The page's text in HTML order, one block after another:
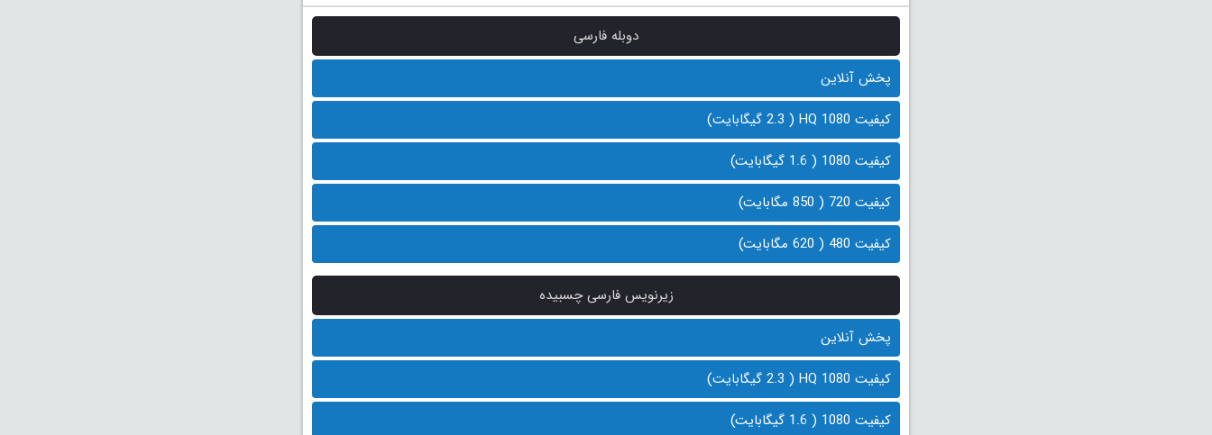
دوبله فارسی
پخش آنلاین
کیفیت 1080 HQ ( 2.3 گیگابایت)
کیفیت 1080 ( 1.6 گیگابایت)
کیفیت 720 ( 850 مگابایت)
کیفیت 480 ( 620 مگابایت)
زیرنویس فارسی چسبیده
پخش آنلاین
کیفیت 1080 HQ ( 2.3 گیگابایت)
کیفیت 1080 ( 1.6 گیگابایت)